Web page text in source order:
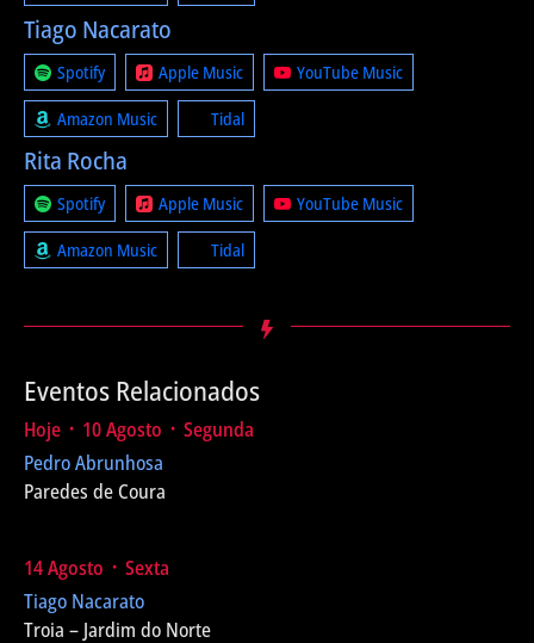
Tiago Nacarato
Spotify Apple Music YouTube Music
Amazon Music Tidal
Rita Rocha
Spotify Apple Music YouTube Music
Amazon Music Tidal
Eventos Relacionados
Hoje ᛫ 10 Agosto ᛫ Segunda
Pedro Abrunhosa
Paredes de Coura
14 Agosto ᛫ Sexta
Tiago Nacarato
Troia – Jardim do Norte